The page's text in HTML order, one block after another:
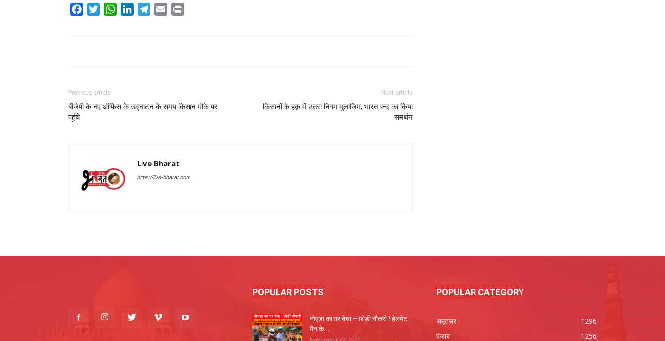
Facebook
TwitterWhatsAppLinkedInTelegram
Email
Previous article
बीजेपी के नए ऑफिस के उद्घाटन के समय किसान मौके पर
पहुंचे
Next article
किसानों के हक़ में उतरा निगम मुलाजिम, भारत बन्द का किया
समर्थन
Live Bharat
https://live-bharat.com
POPULAR POSTS
नोएडा का घर बेचा – छोड़ी नौकरी ! हेलमेट
मैन के...
November 22, 2020
POPULAR CATEGORY
अमृतसर
1296
पंजाब
1256